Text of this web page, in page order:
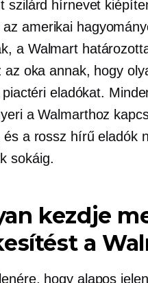
szilárd hírnevet
amerikai
a Walmart
az oka annak, hogy
eladókat.
a Walmarthoz
és a rossz hírű eladók
sokáig.
kezdje
a
hogy alapos